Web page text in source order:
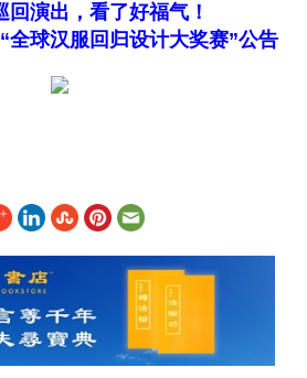
回演出，看了好福气！
全球汉服回归设计大奖赛”公告